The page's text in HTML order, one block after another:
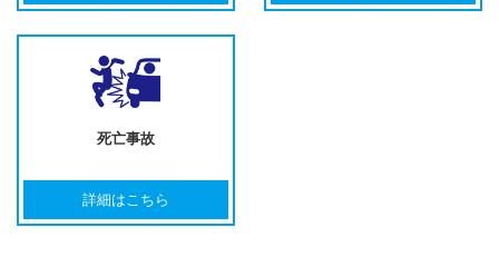
死亡事故
詳細はこちら